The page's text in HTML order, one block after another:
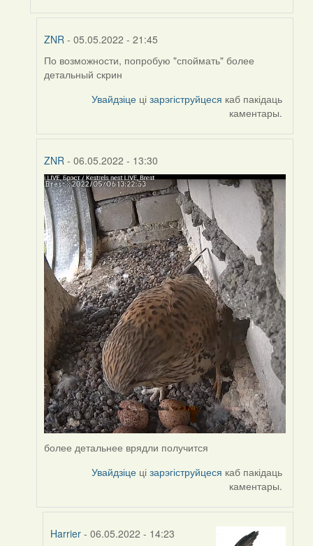
ZNR - 05.05.2022 - 21:45
In
reply
По возможности, попробую "споймать" более
детальный скрин
Увайдзіце цізарэгіструйцеся каб пакідаць
каментары.
ZNR - 06.05.2022 - 13:30
In
reply
to
by
Harrier
более детальнее врядли получится
Увайдзіце цізарэгіструйцеся каб пакідаць
каментары.
Harrier - 06.05.2022 - 14:23